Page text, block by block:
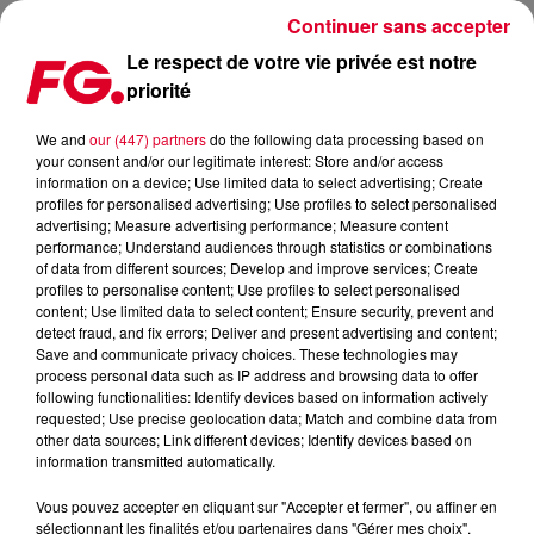
APRÈS DAVID GUETTA, MARTEN HØRGER FAIT ÉQUIPE AVEC
Publié : 17 juin 2026 à 8h13 par Antony HARARI
Le respect de votre vie privée est notre
priorité
We and our (447) partnersdo the following data processing based on
your consent and/or our legitimate interest: Store and/or access
information on a device; Use limited data to select advertising; Create
profiles for personalised advertising; Use profiles to select personalised
advertising; Measure advertising performance; Measure content
performance; Understand audiences through statistics or combinations
of data from different sources; Develop and improve services; Create
profiles to personalise content; Use profiles to select personalised
content; Use limited data to select content; Ensure security, prevent and
detect fraud, and fix errors; Deliver and present advertising and content;
Save and communicate privacy choices. These technologies may
process personal data such as IP address and browsing data to offer
following functionalities: Identify devices based on information actively
requested; Use precise geolocation data; Match and combine data from
other data sources; Link different devices; Identify devices based on
information transmitted automatically.
Vous pouvez accepter en cliquant sur "Accepter et fermer", ou affiner en
sélectionnant les finalités et/ou partenaires dans "Gérer mes choix".
Continuer sans accepter